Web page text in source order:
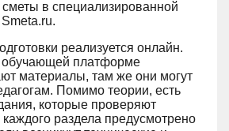
сметы в специализированной
реализуется онлайн.
обучающей платформе
материалы, там же они могут
Помимо теории, есть
которые проверяют
раздела предусмотрено